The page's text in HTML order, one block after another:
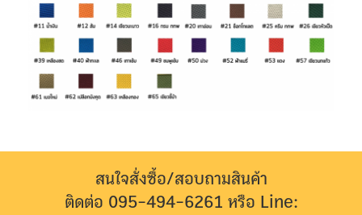
สนใจสั่งซื้อ/สอบถามสินค้า
ติดต่อ 095-494-6261 หรือ Line: